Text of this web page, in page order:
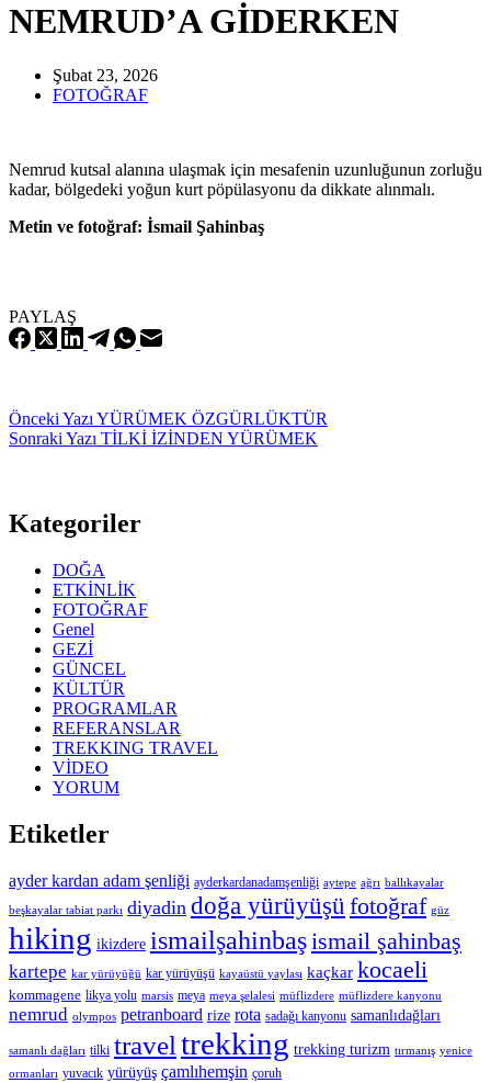
NEMRUD’A GİDERKEN
Şubat 23, 2026
FOTOĞRAF
Nemrud kutsal alanına ulaşmak için mesafenin uzunluğunun zorluğu
kadar, bölgedeki yoğun kurt pöpülasyonu da dikkate alınmalı.
Metin ve fotoğraf: İsmail Şahinbaş
PAYLAŞ
Önceki Yazı YÜRÜMEK ÖZGÜRLÜKTÜR
Sonraki Yazı TİLKİ İZİNDEN YÜRÜMEK
Kategoriler
DOĞA
ETKİNLİK
FOTOĞRAF
Genel
GEZİ
GÜNCEL
KÜLTÜR
PROGRAMLAR
REFERANSLAR
TREKKING TRAVEL
VİDEO
YORUM
Etiketler
ayder kardan adam şenliği ayderkardanadamşenliği aytepe ağrı ballıkayalar
beşkayalar tabiat parkı diyadin doğa yürüyüşü fotoğraf güz
hiking ikizdere ismailşahinbaşismail şahinbaş
kartepe kar yürüyüğü kar yürüyüşü kayaüstü yaylası kaçkar kocaeli
kommagene likya yolu marsis meya meya şelalesi müflizdere müflizdere kanyonu
nemrud olympos petranboard rize rota sadağı kanyonu samanlıdağları
samanlı dağları tilki travel trekking trekking turizm tırmanış yenice
ormanları yuvacık yürüyüş çamlıhemşin çoruh